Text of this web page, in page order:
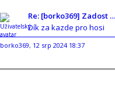
Re: [borko369] Zadost o unban
Dík za kazde pro hosi
borko369, 12 srp 2024 18:37